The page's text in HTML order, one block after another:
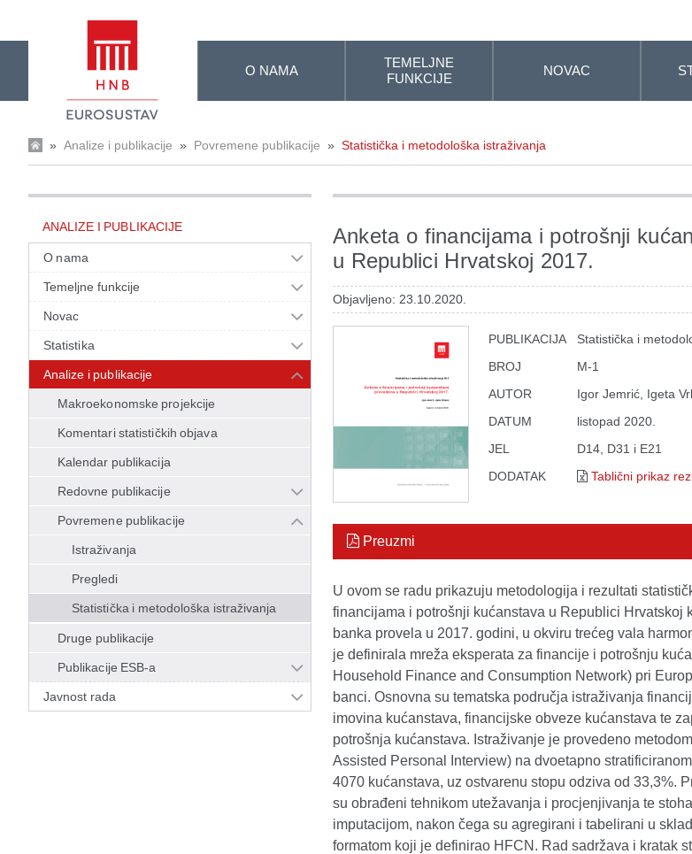
O NAMA
TEMELJNE
FUNKCIJE
NOVAC
» Analize i publikacije » Povremene publikacije » Statistička i metodološka istraživanja
ANALIZE I PUBLIKACIJE
O nama
Temeljne funkcije
Novac
Statistika
Analize i publikacije
Makroekonomske projekcije
Komentari statističkih objava
Kalendar publikacija
Redovne publikacije
Povremene publikacije
Istraživanja
Pregledi
Statistička i metodološka istraživanja
Druge publikacije
Publikacije ESB-a
Javnost rada
Anketa o financijama i potrošnji
u Republici Hrvatskoj 2017.
Objavljeno: 23.10.2020.
PUBLIKACIJA
Statistička i
BROJ
M-1
AUTOR
Igor Jemrić, Igeta
DATUM
listopad 2020.
JEL
D14, D31 i E21
DODATAK
Tablični prikaz
Preuzmi
U ovom se radu prikazuju metodologija i rezultati
financijama i potrošnji kućanstava u Republici Hrvatskoj
banka provela u 2017. godini, u okviru trećeg vala
je definirala mreža eksperata za financije i potrošnju
Household Finance and Consumption Network) pri
banci. Osnovna su tematska područja istraživanja
imovina kućanstava, financijske obveze kućanstava te
potrošnja kućanstava. Istraživanje je provedeno
Assisted Personal Interview) na dvoetapno
4070 kućanstava, uz ostvarenu stopu odziva od 33,3%.
su obrađeni tehnikom utežavanja i procjenjivanja te
imputacijom, nakon čega su agregirani i tabelirani u
formatom koji je definirao HFCN. Rad sadržava i kratak